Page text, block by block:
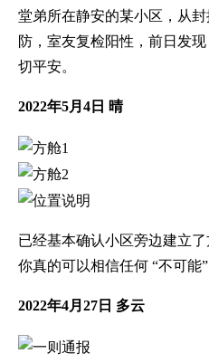
堂弟所在静安的某小区，从
防，室友复检阳性，前日发
切平安。
2022年5月4日 晴
已经基本确认小区旁边建立
你真的可以相信任何 “不可能”
2022年4月27日 多云